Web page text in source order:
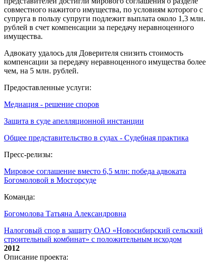
совместного нажитого имущества, по условиям которого с
супруга в пользу супруги подлежит выплата около 1,3 млн.
рублей в счет компенсации за передачу неравноценного
имущества.
Адвокату удалось для Доверителя снизить стоимость
компенсации за передачу неравноценного имущества более
чем, на 5 млн. рублей.
Предоставленные услуги:
Медиация - решение споров
Защита в суде апелляционной инстанции
Общее представительство в судах - Судебная практика
Пресс-релизы:
Мировое соглашение вместо 6,5 млн: победа адвоката
Богомоловой в Мосгорсуде
Команда:
Богомолова Татьяна Александровна
Налоговый спор в защиту ОАО «Новосибирский сельский
строительный комбинат» с положительным исходом
2012
Описание проекта: